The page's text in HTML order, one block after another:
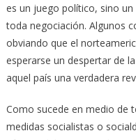
es un juego político, sino
toda negociación. Algunos
obviando que el
esperarse un despertar de
aquel país una verdadera
Como sucede en medio de
medidas socialistas o